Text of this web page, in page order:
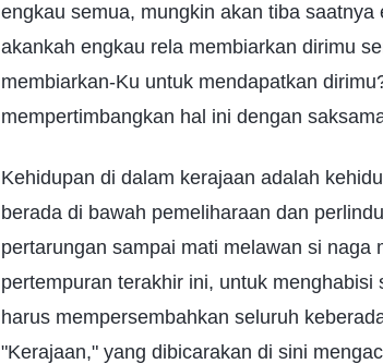
engkau semua, mungkin akan tiba
akankah engkau rela membiarkan dirimu
membiarkan-Ku untuk mendapatkan
mempertimbangkan hal ini dengan
Kehidupan di dalam kerajaan adalah
berada di bawah pemeliharaan dan
pertarungan sampai mati melawan si
pertempuran terakhir ini, untuk
harus mempersembahkan seluruh
"Kerajaan," yang dibicarakan di sini